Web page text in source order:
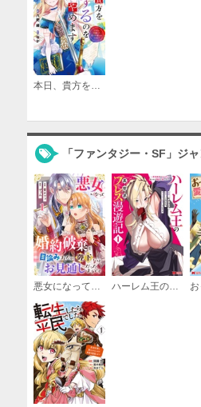
本日、貴方を愛するのをやめます 王妃と不倫した貴方が悪いのですよ？
「ファンタジー・SF」ジ
悪女になって婚約破棄を目論みましたが、陛下にはお見通しだったようです ハーレム王の異世界プレス漫遊記 ～最強無双のおじさんはあらゆる種族を嫁にする～（コミック）